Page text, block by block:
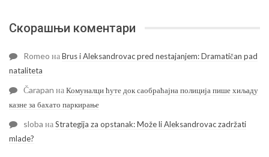
Скорашњи коментари
Romeo наBrus i Aleksandrovac pred nestajanjem: Dramatičan pad
nataliteta
Čarapan наКомуналци ћуте док саобраћајна полиција пише хиљаду
казне за бахато паркирање
sloba наStrategija za opstanak: Može li Aleksandrovac zadržati
mlade?